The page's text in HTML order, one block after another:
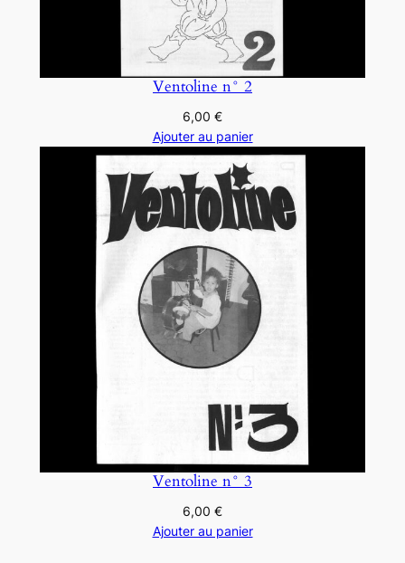
Ventoline n° 2
6,00 €
Ajouter au panier
Ventoline n° 3
6,00 €
Ajouter au panier